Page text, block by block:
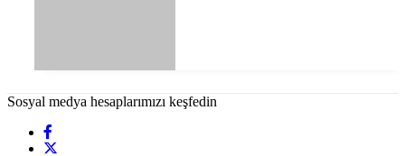
Sosyal medya hesaplarımızı keşfedin